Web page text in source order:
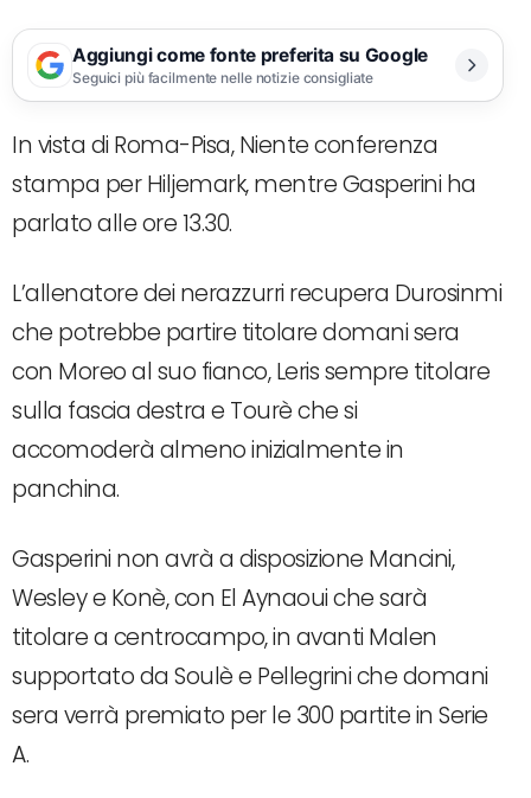
Aggiungi come fonte preferita su Google
Seguici più facilmente nelle notizie consigliate
In vista di Roma-Pisa, Niente conferenza
stampa per Hiljemark, mentre Gasperini ha
parlato alle ore 13.30.
L’allenatore dei nerazzurri recupera Durosinmi
che potrebbe partire titolare domani sera
con Moreo al suo fianco, Leris sempre titolare
sulla fascia destra e Tourè che si
accomoderà almeno inizialmente in
panchina.
Gasperini non avrà a disposizione Mancini,
Wesley e Konè, con El Aynaoui che sarà
titolare a centrocampo, in avanti Malen
supportato da Soulè e Pellegrini che domani
sera verrà premiato per le 300 partite in Serie
A.